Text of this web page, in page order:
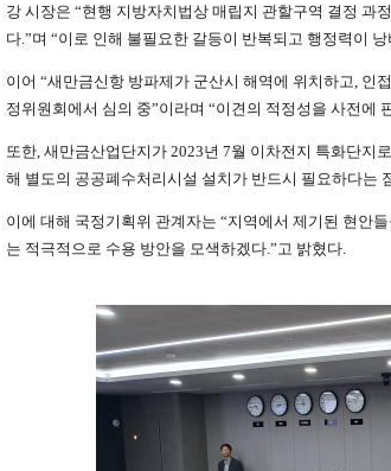
강 시장은 “현행 지방자치법상 매립지 관할구역 결정 과
다.”며 “이로 인해 불필요한 갈등이 반복되고 행정력이
이어 “새만금신항 방파제가 군산시 해역에 위치하고, 인
정위원회에서 심의 중”이라며 “이견의 적정성을 사전에
또한, 새만금산업단지가 2023년 7월 이차전지 특화단지
해 별도의 공공폐수처리시설 설치가 반드시 필요하다는
이에 대해 국정기획위 관계자는 “지역에서 제기된 현안
는 적극적으로 수용 방안을 모색하겠다.”고 밝혔다.